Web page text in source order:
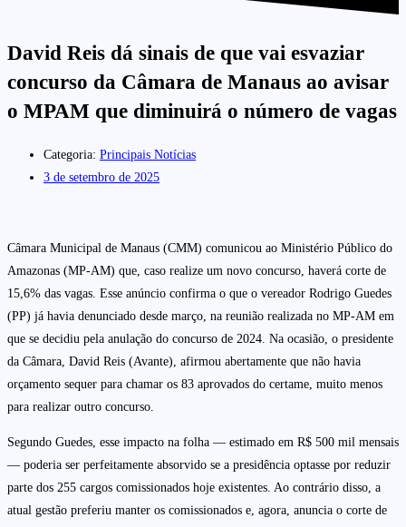
David Reis dá sinais de que vai esvaziar
concurso da Câmara de Manaus ao avisar
o MPAM que diminuirá o número de vagas
Categoria: Principais Notícias
3 de setembro de 2025
Câmara Municipal de Manaus (CMM) comunicou ao Ministério Público do
Amazonas (MP-AM) que, caso realize um novo concurso, haverá corte de
15,6% das vagas. Esse anúncio confirma o que o vereador Rodrigo Guedes
(PP) já havia denunciado desde março, na reunião realizada no MP-AM em
que se decidiu pela anulação do concurso de 2024. Na ocasião, o presidente
da Câmara, David Reis (Avante), afirmou abertamente que não havia
orçamento sequer para chamar os 83 aprovados do certame, muito menos
para realizar outro concurso.
Segundo Guedes, esse impacto na folha — estimado em R$ 500 mil mensais
— poderia ser perfeitamente absorvido se a presidência optasse por reduzir
parte dos 255 cargos comissionados hoje existentes. Ao contrário disso, a
atual gestão preferiu manter os comissionados e, agora, anuncia o corte de